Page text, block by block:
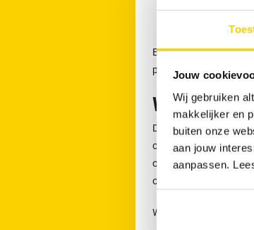
Jouw
Wij gebruiken
makkelijker en
buiten onze
aan jouw
aanpassen.
Een afspraak voor
per dag telefonisch
De loodgieters van
of lekkages. Zij voeren
onderhouden van
onverwachte
Welke